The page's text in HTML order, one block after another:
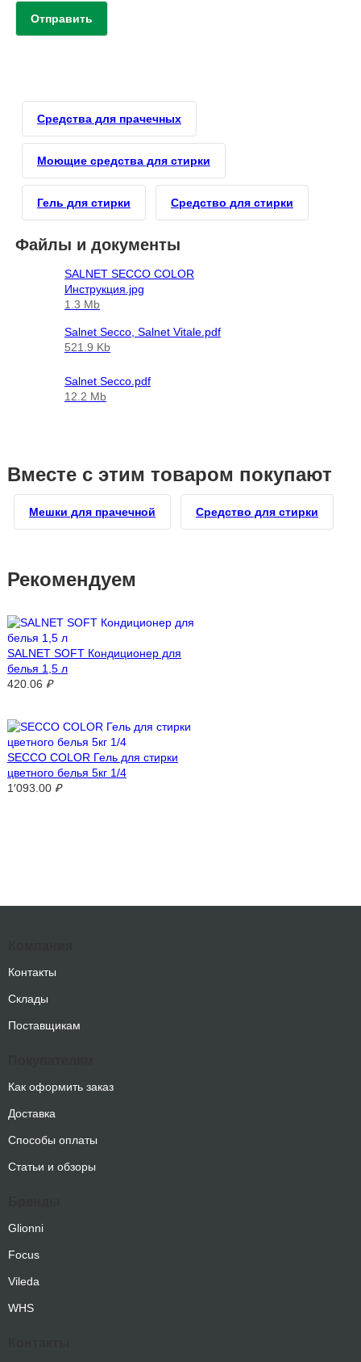
Отправить
Средства для прачечных
Моющие средства для стирки
Гель для стирки Средство для стирки
Файлы и документы
SALNET SECCO COLOR
Инструкция.jpg
1.3 Mb
Salnet Secco, Salnet Vitale.pdf
521.9 Kb
Salnet Secco.pdf
12.2 Mb
Вместе с этим товаром покупают
Мешки для прачечной Средство для стирки
Рекомендуем
SALNET SOFT Кондиционер для
белья 1,5 л
420.06 ₽
SECCO COLOR Гель для стирки
цветного белья 5кг 1/4
1′093.00 ₽
Контакты
Склады
Поставщикам
Как оформить заказ
Доставка
Способы оплаты
Статьи и обзоры
Glionni
Focus
Vileda
WHS